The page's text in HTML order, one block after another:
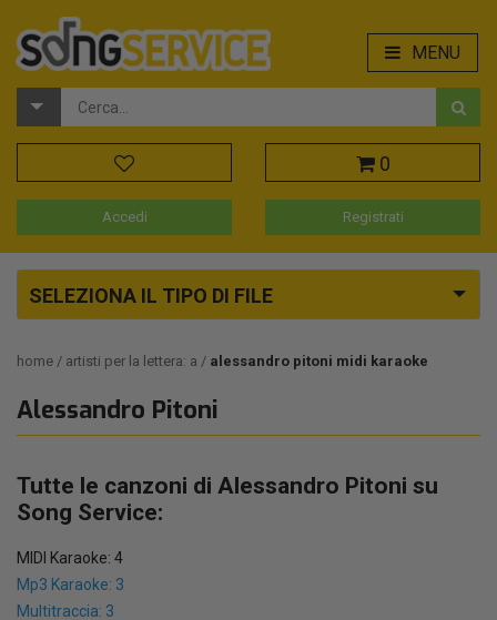
MENU
0
Accedi Registrati
SELEZIONA IL TIPO DI FILE
home artisti per la lettera: a alessandro pitoni midi karaoke
Alessandro Pitoni
Tutte le canzoni di Alessandro Pitoni su
Song Service:
MIDI Karaoke: 4
Mp3 Karaoke: 3
Multitraccia: 3